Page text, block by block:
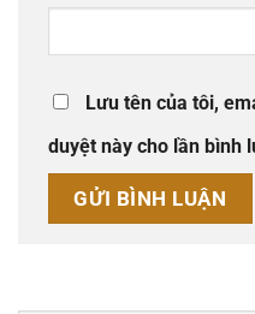
Lưu tên của tôi,
duyệt này cho lần bình